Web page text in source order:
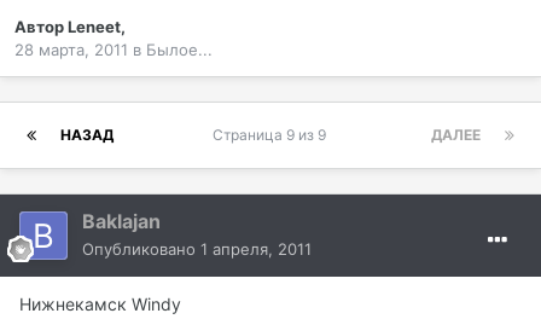
АвторLeneet,
28 марта, 2011 в Былое...
НАЗАД ДАЛЕЕ
Страница 9 из 9
Baklajan
Опубликовано 1 апреля, 2011
Нижнекамск Windy